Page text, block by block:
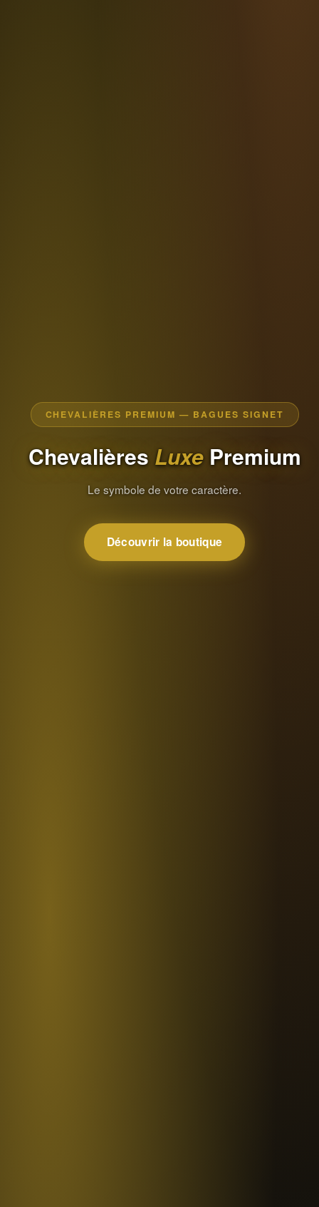
CHEVALIÈRES PREMIUM — BAGUES SIGNET
ChevalièresLuxePremium
Le symbole de votre caractère.
Découvrir la boutique